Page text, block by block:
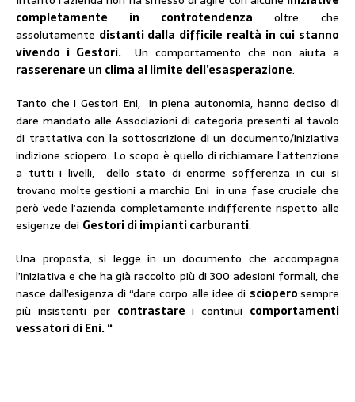
completamente in controtendenza oltre che
assolutamente distanti dalla difficile realtà in cui stanno
vivendo i Gestori.Un comportamento che non aiuta a
rasserenare un clima al limite dell’esasperazione.
Tanto che i Gestori Eni, in piena autonomia, hanno deciso di
dare mandato alle Associazioni di categoria presenti al tavolo
di trattativa con la sottoscrizione di un documento/iniziativa
indizione sciopero. Lo scopo è quello di richiamare l’attenzione
a tutti i livelli, dello stato di enorme sofferenza in cui si
trovano molte gestioni a marchio Eni in una fase cruciale che
però vede l’azienda completamente indifferente rispetto alle
esigenze dei Gestori di impianti carburanti.
Una proposta, si legge in un documento che accompagna
l’iniziativa e che ha già raccolto più di 300 adesioni formali, che
nasce dall’esigenza di “dare corpo alle idee di scioperosempre
più insistenti per contrastare i continui comportamenti
vessatori di Eni. “